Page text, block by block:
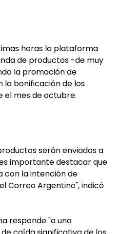
horas la plataforma
de productos -de muy
la promoción de
la bonificación de los
el mes de octubre.
serán enviados a
importante destacar que
con la intención de
Correo Argentino", indicó
responde "a una